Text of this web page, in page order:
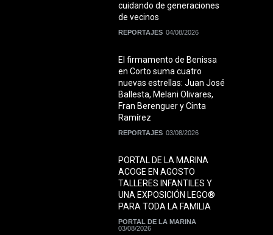
cuidando de generaciones
de vecinos
REPORTAJES 04/08/2026
El firmamento de Benissa
en Corto suma cuatro
nuevas estrellas: Juan José
Ballesta, Melani Olivares,
Fran Berenguer y Cinta
Ramírez
REPORTAJES 03/08/2026
PORTAL DE LA MARINA
ACOGE EN AGOSTO
TALLERES INFANTILES Y
UNA EXPOSICIÓN LEGO®
PARA TODA LA FAMILIA
PORTAL DE LA MARINA
03/08/2026